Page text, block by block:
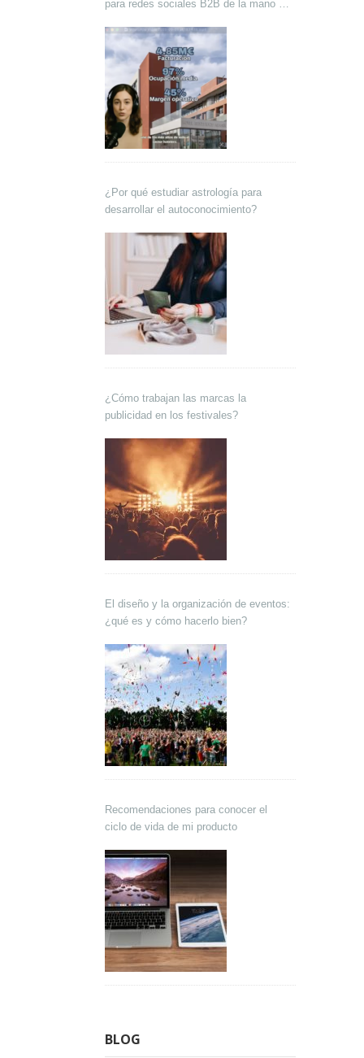
para redes sociales B2B de la mano de
¿Por qué estudiar astrología para
desarrollar el autoconocimiento?
¿Cómo trabajan las marcas la
publicidad en los festivales?
El diseño y la organización de eventos:
¿qué es y cómo hacerlo bien?
Recomendaciones para conocer el
ciclo de vida de mi producto
BLOG